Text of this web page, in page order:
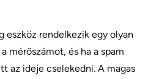
rendelkezik egy olyan
mérőszámot, és ha a spam
az ideje cselekedni. A magas